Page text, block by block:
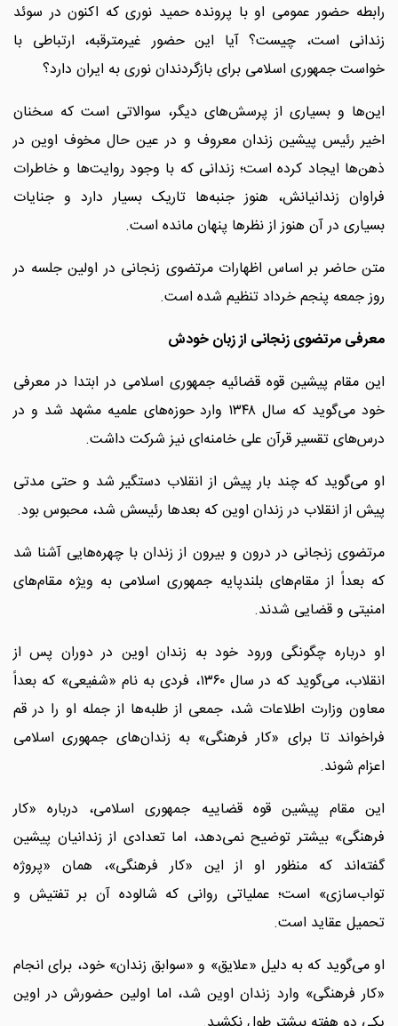
رابطه حضور عمومی او با پرونده حمید نوری که اکنون در سوئد
زندانی است، چیست؟ آیا این حضور غیرمترقبه، ارتباطی با
خواست جمهوری اسلامی برای بازگردندان نوری به ایران دارد؟
این‌ها و بسیاری از پرسش‌های دیگر، سوالاتی است که سخنان
اخیر رئیس پیشین زندان معروف و در عین حال مخوف اوین در
ذهن‌ها ایجاد کرده است؛ زندانی که با وجود روایت‌ها و خاطرات
فراوان زندانیانش، هنوز جنبه‌ها تاریک بسیار دارد و جنایات
بسیاری در آن هنوز از نظرها پنهان مانده است.
متن حاضر بر اساس اظهارات مرتضوی زنجانی در اولین جلسه در
روز جمعه پنجم خرداد تنظیم شده است.
معرفی مرتضوی زنجانی از زبان خودش
این مقام پیشین قوه قضائیه جمهوری اسلامی در ابتدا در معرفی
خود می‌گوید که سال ۱۳۴۸ وارد حوزه‌های علمیه مشهد شد و در
درس‌های تقسیر قرآن علی خامنه‌ای نیز شرکت داشت.
او می‌گوید که چند بار پیش از انقلاب دستگیر شد و حتی مدتی
پیش از انقلاب در زندان اوین که بعدها رئیسش شد، محبوس بود.
مرتضوی زنجانی در درون و بیرون از زندان با چهره‌هایی آشنا شد
که بعداً از مقام‌های بلندپایه جمهوری اسلامی به ویژه مقام‌های
امنیتی و قضایی شدند.
او درباره چگونگی ورود خود به زندان اوین در دوران پس از
انقلاب، می‌گوید که در سال ۱۳۶۰، فردی به نام «شفیعی» که بعداً
معاون وزارت اطلاعات شد، جمعی از طلبه‌ها از جمله او را در قم
فراخواند تا برای «کار فرهنگی» به زندان‌های جمهوری اسلامی
اعزام شوند.
این مقام پیشین قوه قضاییه جمهوری اسلامی، درباره «کار
فرهنگی» بیشتر توضیح نمی‌دهد، اما تعدادی از زندانیان پیشین
گفته‌اند که منظور او از این «کار فرهنگی»، همان «پروژه
تواب‌سازی» است؛ عملیاتی روانی که شالوده آن بر تفتیش و
تحمیل عقاید است.
او می‌گوید که به دلیل «علایق» و «سوابق زندان» خود، برای انجام
«کار فرهنگی» وارد زندان اوین شد، اما اولین حضورش در اوین